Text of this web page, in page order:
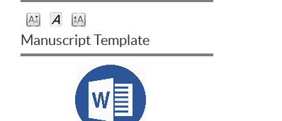
Manuscript Template